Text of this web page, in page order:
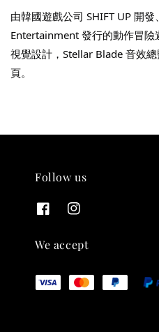
NT$ 880
由韓國遊戲公司 SHIFT UP 開
Entertainment 發行的動作冒險
視覺設計，Stellar Blade 音效
頁。
Follow us
We accept